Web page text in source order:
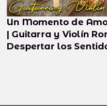
Un Momento de
| Guitarra y Violín
Despertar los